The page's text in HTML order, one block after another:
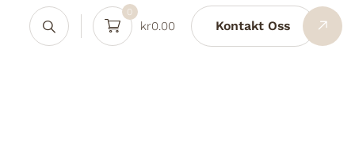
0
kr0.00 Kontakt Oss